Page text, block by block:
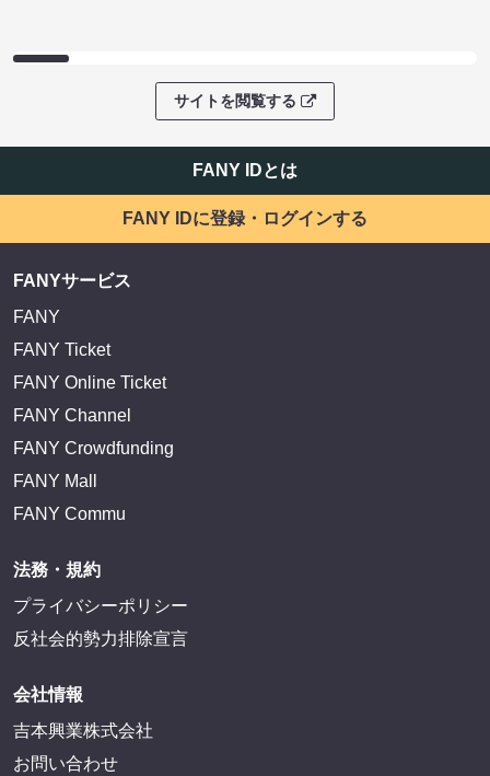
サイトを閲覧する
FANY IDとは
FANY IDに登録・ログインする
FANYサービス
FANY
FANY Ticket
FANY Online Ticket
FANY Channel
FANY Crowdfunding
FANY Mall
FANY Commu
法務・規約
プライバシーポリシー
反社会的勢力排除宣言
会社情報
吉本興業株式会社
お問い合わせ